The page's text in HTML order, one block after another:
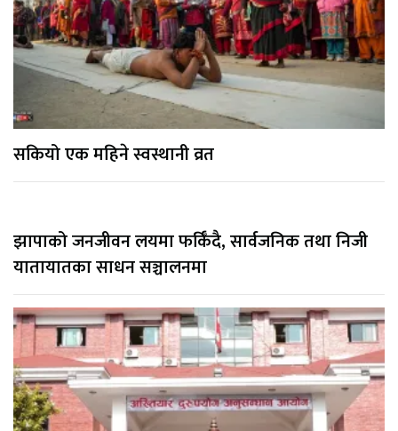
सकियो एक महिने स्वस्थानी व्रत
झापाको जनजीवन लयमा फर्किँदै, सार्वजनिक तथा निजी
यातायातका साधन सञ्चालनमा